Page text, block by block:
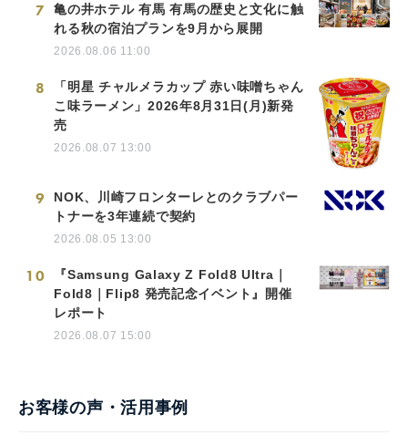
7
亀の井ホテル 有馬 有馬の歴史と文化に触
れる秋の宿泊プランを9月から展開
2026.08.06 11:00
8
「明星 チャルメラカップ 赤い味噌ちゃん
こ味ラーメン」2026年8月31日(月)新発
売
2026.08.07 13:00
9
NOK、川崎フロンターレとのクラブパー
トナーを3年連続で契約
2026.08.05 13:00
10
『Samsung Galaxy Z Fold8 Ultra｜
Fold8｜Flip8 発売記念イベント』開催
レポート
2026.08.07 15:00
お客様の声・活用事例